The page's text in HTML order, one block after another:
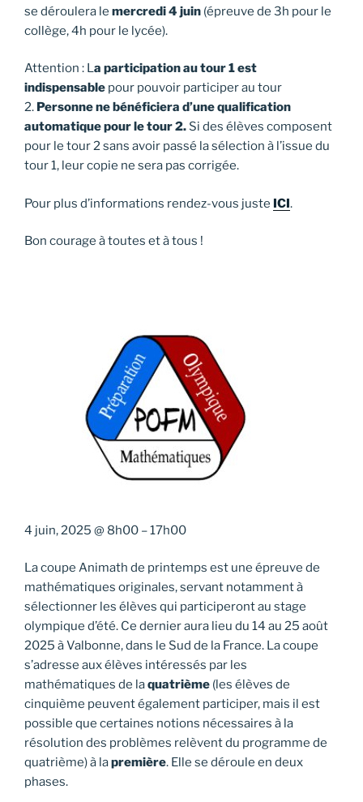
se déroulera le mercredi 4 juin (épreuve de 3h pour le
collège, 4h pour le lycée).
Attention : La participation au tour 1 est
indispensable pour pouvoir participer au tour
2. Personne ne bénéficiera d’une qualification
automatique pour le tour 2. Si des élèves composent
pour le tour 2 sans avoir passé la sélection à l’issue du
tour 1, leur copie ne sera pas corrigée.
Pour plus d’informations rendez-vous juste ICI.
Bon courage à toutes et à tous !
4 juin, 2025 @ 8h00 –17h00
La coupe Animath de printemps est une épreuve de
mathématiques originales, servant notamment à
sélectionner les élèves qui participeront au stage
olympique d’été. Ce dernier aura lieu du 14 au 25 août
2025 à Valbonne, dans le Sud de la France. La coupe
s’adresse aux élèves intéressés par les
mathématiques de laquatrième (les élèves de
cinquième peuvent également participer, mais il est
possible que certaines notions nécessaires à la
résolution des problèmes relèvent du programme de
quatrième) à lapremière. Elle se déroule en deux
phases.